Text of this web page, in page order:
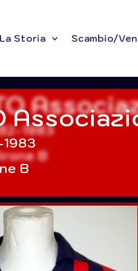
La Storia Scambio/
B